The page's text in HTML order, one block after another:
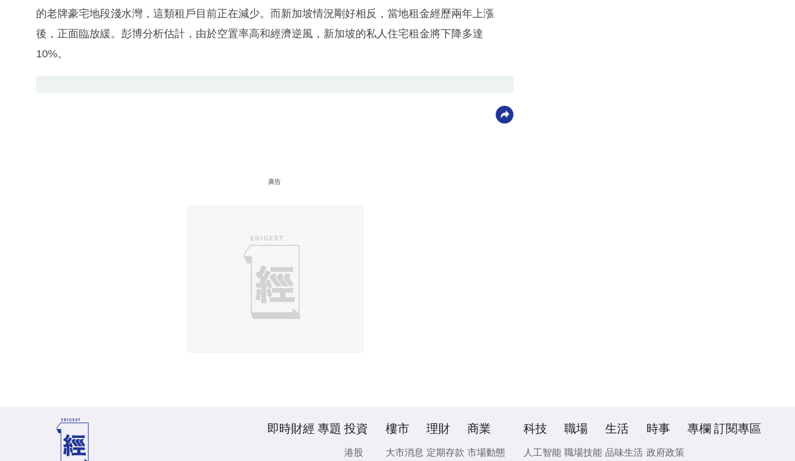
的老牌豪宅地段淺水灣，這類租戶目前正在減少。而新加坡情況剛好相反，當地租金經歷兩年上漲
後，正面臨放緩。彭博分析估計，由於空置率高和經濟逆風，新加坡的私人住宅租金將下降多達
10%。
廣告
即時財經 專題 投資
港股
樓市
大市消息
理財
定期存款
商業
市場動態
科技
人工智能
職場
職場技能
生活
品味生活
時事
政府政策
專欄 訂閱專區